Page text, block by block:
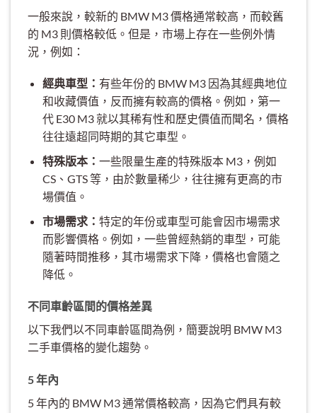
一般來說，較新的 BMW M3 價格通常較高，而較舊
的 M3 則價格較低。但是，市場上存在一些例外情
況，例如：
經典車型： 有些年份的 BMW M3 因為其經典地位
和收藏價值，反而擁有較高的價格。例如，第一
代 E30 M3 就以其稀有性和歷史價值而聞名，價格
往往遠超同時期的其它車型。
特殊版本： 一些限量生產的特殊版本 M3，例如
CS、GTS 等，由於數量稀少，往往擁有更高的市
場價值。
市場需求： 特定的年份或車型可能會因市場需求
而影響價格。例如，一些曾經熱銷的車型，可能
隨著時間推移，其市場需求下降，價格也會隨之
降低。
不同車齡區間的價格差異
以下我們以不同車齡區間為例，簡要說明 BMW M3
二手車價格的變化趨勢。
5 年內
5 年內的 BMW M3 通常價格較高，因為它們具有較